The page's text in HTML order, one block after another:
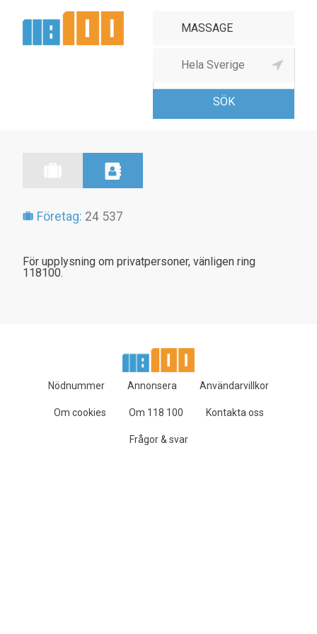
Massage, hälsobad &
Företag: 24 537
För upplysning om privatpersoner, vänligen ring
118100.
Nödnummer Annonsera Användarvillkor
Om cookies Om 118 100 Kontakta oss
Frågor & svar